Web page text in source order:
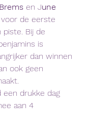
en June
de eerste
piste. Bij de
is
dan winnen
ook geen
een drukke dag
aan 4